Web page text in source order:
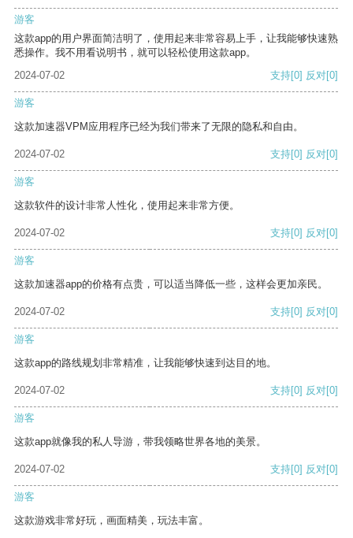
游客
这款app的用户界面简洁明了，使用起来非常容易上手，让我能够快速熟
悉操作。我不用看说明书，就可以轻松使用这款app。
2024-07-02
支持[0] 反对[0]
游客
这款加速器VPM应用程序已经为我们带来了无限的隐私和自由。
2024-07-02 支持[0] 反对[0]
游客
这款软件的设计非常人性化，使用起来非常方便。
2024-07-02 支持[0] 反对[0]
游客
这款加速器app的价格有点贵，可以适当降低一些，这样会更加亲民。
2024-07-02 支持[0] 反对[0]
游客
这款app的路线规划非常精准，让我能够快速到达目的地。
2024-07-02 支持[0] 反对[0]
游客
这款app就像我的私人导游，带我领略世界各地的美景。
2024-07-02 支持[0] 反对[0]
游客
这款游戏非常好玩，画面精美，玩法丰富。